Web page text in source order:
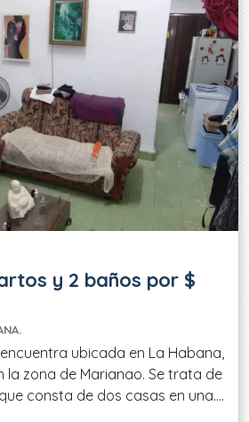
y 2 baños por $
ubicada en La Habana,
la zona de Marianao. Se trata de
consta de dos casas en una....